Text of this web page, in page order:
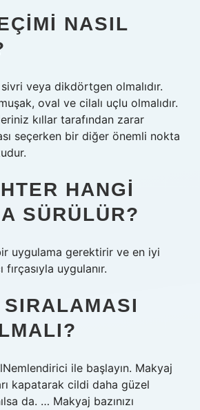
NASIL
sivri veya dikdörtgen olmalıdır.
oval ve cilalı uçlu olmalıdır.
kıllar tarafından zarar
seçerken bir diğer önemli nokta
HANGI
SÜRÜLÜR?
uygulama gerektirir ve en iyi
fırçasıyla uygulanır.
ile başlayın. Makyaj
kapatarak cildi daha güzel
da. … Makyaj bazınızı